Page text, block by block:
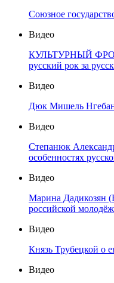
Союзное
Видео
КУЛЬТУРНЫЙ
русский рок за
Видео
Дюк Мишель
Видео
Степанюк
особенностях
Видео
Марина Дадикозян
российской
Видео
Князь Трубецкой о
Видео